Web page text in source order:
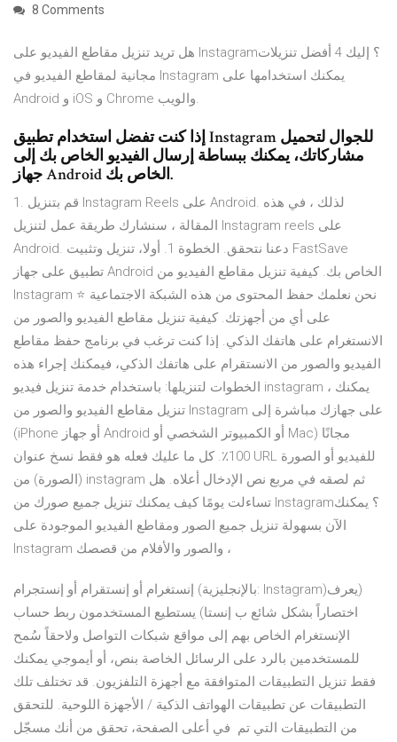
8 Comments
هل تريد تنزيل مقاطع الفيديو على Instagram؟ إليك 4 أفضل تنزيلات
مجانية لمقاطع الفيديو في Instagram يمكنك استخدامها على
Android و iOS و Chrome والويب.
إذا كنت تفضل استخدام تطبيق Instagram للجوال لتحميل
مشاركاتك، يمكنك ببساطة إرسال الفيديو الخاص بك إلى
جهاز Android الخاص بك.
1. قم بتنزيل Instagram Reels على Android. لذلك ، في هذه
المقالة ، سنشارك طريقة عمل لتنزيل Instagram reels على
Android. دعنا نتحقق. الخطوة 1. أولا، تنزيل وتثبيت FastSave
تطبيق على جهاز Android الخاص بك. كيفية تنزيل مقاطع الفيديو من
Instagram ⭐ نحن نعلمك حفظ المحتوى من هذه الشبكة الاجتماعية
على أي من أجهزتك. كيفية تنزيل مقاطع الفيديو والصور من
الانستغرام على هاتفك الذكي. إذا كنت ترغب في برنامج حفظ مقاطع
الفيديو والصور من الانستقرام على هاتفك الذكي، فيمكنك إجراء هذه
الخطوات لتنزيلها: باستخدام خدمة تنزيل فيديو instagram ، يمكنك
تنزيل مقاطع الفيديو والصور من Instagram على جهازك مباشرة إلى
(iPhone أو جهاز Android أو الكمبيوتر الشخصي أو Mac) مجانًا
100٪. كل ما عليك فعله هو فقط نسخ عنوان URL للفيديو أو الصورة
(الصورة) من instagram ثم لصقه في مربع نص الإدخال أعلاه. هل
تساءلت يومًا كيف يمكنك تنزيل جميع صورك من Instagram؟ يمكنك
الآن بسهولة تنزيل جميع الصور ومقاطع الفيديو الموجودة على
Instagram والصور والأفلام من قصصك ،
إنستغرام أو إنستقرام أو إنستجرام (بالإنجليزية: Instagram)‏ (يعرف
اختصاراً بشكل شائع ب إنستا) يستطيع المستخدمون ربط حساب
الإنستغرام الخاص بهم إلى مواقع شبكات التواصل ولاحقاً سُمح
للمستخدمين بالرد على الرسائل الخاصة بنص، أو أيموجي يمكنك
فقط تنزيل التطبيقات المتوافقة مع أجهزة التلفزيون. قد تختلف تلك
التطبيقات عن تطبيقات الهواتف الذكية / الأجهزة اللوحية. للتحقق
من التطبيقات التي تم في أعلى الصفحة، تحقق من أنك مسجّل